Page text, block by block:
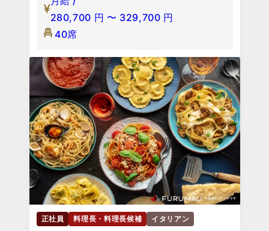
280,700 円 〜 329,700 円
40席
正社員 料理長・料理長候補 イタリアン